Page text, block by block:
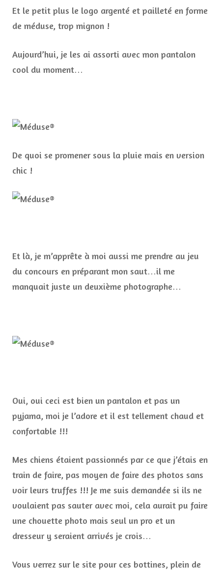
Et le petit plus le logo argenté et pailleté en forme
de méduse, trop mignon !
Aujourd’hui, je les ai assorti avec mon pantalon
cool du moment…
De quoi se promener sous la pluie mais en version
chic !
Et là, je m’apprête à moi aussi me prendre au jeu
du concours en préparant mon saut…il me
manquait juste un deuxième photographe…
Oui, oui ceci est bien un pantalon et pas un
pyjama, moi je l’adore et il est tellement chaud et
confortable !!!
Mes chiens étaient passionnés par ce que j’étais en
train de faire, pas moyen de faire des photos sans
voir leurs truffes !!! Je me suis demandée si ils ne
voulaient pas sauter avec moi, cela aurait pu faire
une chouette photo mais seul un pro et un
dresseur y seraient arrivés je crois…
Vous verrez sur le site pour ces bottines, plein de